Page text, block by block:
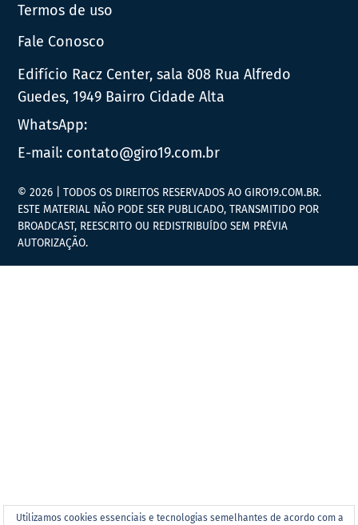
Termos de uso
Fale Conosco
Edifício Racz Center, sala 808 Rua Alfredo
Guedes, 1949 Bairro Cidade Alta
WhatsApp:
E-mail: contato@giro19.com.br
Utilizamos cookies essenciais e tecnologias semelhantes de acordo com a
© 2026 | TODOS OS DIREITOS RESERVADOS AO GIRO19.COM.BR.
ESTE MATERIAL NÃO PODE SER PUBLICADO, TRANSMITIDO POR
BROADCAST, REESCRITO OU REDISTRIBUÍDO SEM PRÉVIA
AUTORIZAÇÃO.